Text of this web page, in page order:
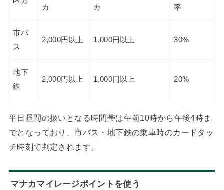
カ
カ
率
市バ
ス
2,000円以上 1,000円以上 30%
地下
鉄
2,000円以上 1,000円以上 20%
平日昼間の扱いとなる時間帯は午前10時から午後4時ま
でとなっており、市バス・地下鉄の乗車時のカードタッ
チ時刻で判定されます。
マナカマイレージポイントを使う